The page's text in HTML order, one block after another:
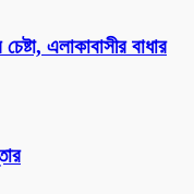
এলাকাবাসীর বাধার